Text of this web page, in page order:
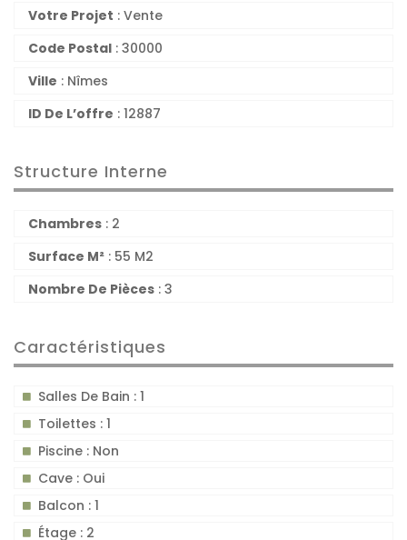
Votre Projet : Vente
Code Postal : 30000
Ville : Nîmes
ID De L’offre : 12887
Structure Interne
Chambres : 2
Surface M² : 55 M2
Nombre De Pièces : 3
Caractéristiques
Salles De Bain : 1
Toilettes : 1
Piscine : Non
Cave : Oui
Balcon : 1
Étage : 2